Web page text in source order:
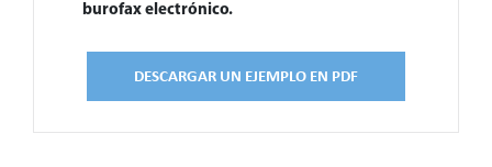
burofax electrónico.